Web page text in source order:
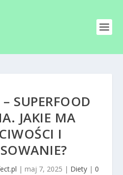
SUPERFOOD
JAKIE MA
I
| maj 7, 2025 | Diety | 0